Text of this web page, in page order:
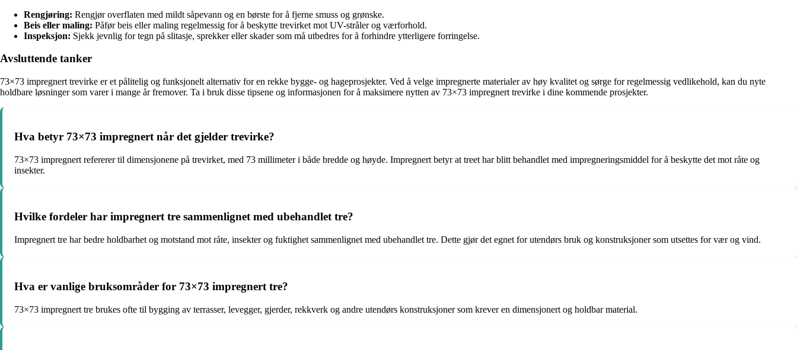
Rengjøring: Rengjør overflaten med mildt såpevann og en børste for å fjerne smuss og grønske.
Beis eller maling: Påfør beis eller maling regelmessig for å beskytte trevirket mot UV-stråler og værforhold.
Inspeksjon: Sjekk jevnlig for tegn på slitasje, sprekker eller skader som må utbedres for å forhindre ytterligere forringelse.
Avsluttende tanker
73×73 impregnert trevirke er et pålitelig og funksjonelt alternativ for en rekke bygge- og hageprosjekter. Ved å velge impregnerte materialer av høy kvalitet og sørge for regelmessig vedlikehold, kan du nyte
holdbare løsninger som varer i mange år fremover. Ta i bruk disse tipsene og informasjonen for å maksimere nytten av 73×73 impregnert trevirke i dine kommende prosjekter.
Hva betyr 73×73 impregnert når det gjelder trevirke?
73×73 impregnert refererer til dimensjonene på trevirket, med 73 millimeter i både bredde og høyde. Impregnert betyr at treet har blitt behandlet med impregneringsmiddel for å beskytte det mot råte og
insekter.
Hvilke fordeler har impregnert tre sammenlignet med ubehandlet tre?
Impregnert tre har bedre holdbarhet og motstand mot råte, insekter og fuktighet sammenlignet med ubehandlet tre. Dette gjør det egnet for utendørs bruk og konstruksjoner som utsettes for vær og vind.
Hva er vanlige bruksområder for 73×73 impregnert tre?
73×73 impregnert tre brukes ofte til bygging av terrasser, levegger, gjerder, rekkverk og andre utendørs konstruksjoner som krever en dimensjonert og holdbar material.